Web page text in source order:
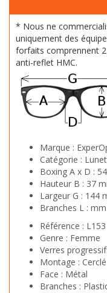
* Nous ne
uniquement des
forfaits comprennent
anti-reflet HMC.
Marque :
Catégorie :
Boxing A x D :
Hauteur B : 37
Largeur G : 144
Branches L : mm
Référence : L153
Genre : Femme
Verres
Montage : Cerclé
Face : Métal
Branches :